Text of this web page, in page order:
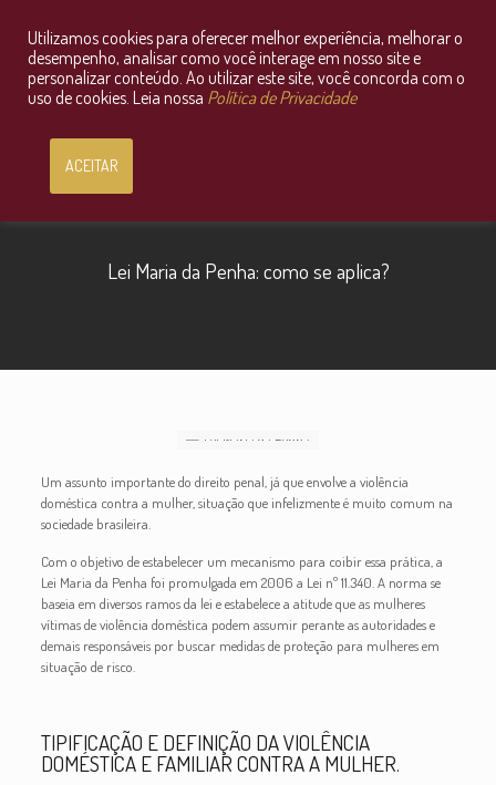
Consultoria Jurídica OnLine
Lei Maria da Penha: como se aplica?
Um assunto importante do direito penal, já que envolve a violência
doméstica contra a mulher, situação que infelizmente é muito comum na
sociedade brasileira.
Com o objetivo de estabelecer um mecanismo para coibir essa prática, a
Lei Maria da Penha foi promulgada em 2006 a Lei nº 11.340. A norma se
baseia em diversos ramos da lei e estabelece a atitude que as mulheres
vítimas de violência doméstica podem assumir perante as autoridades e
demais responsáveis ​​por buscar medidas de proteção para mulheres em
situação de risco.
TIPIFICAÇÃO E DEFINIÇÃO DA VIOLÊNCIA
DOMÉSTICA E FAMILIAR CONTRA A MULHER.
Utilizamos cookies para oferecer melhor experiência, melhorar o
desempenho, analisar como você interage em nosso site e
personalizar conteúdo. Ao utilizar este site, você concorda com o
uso de cookies. Leia nossa Política de Privacidade
ACEITAR